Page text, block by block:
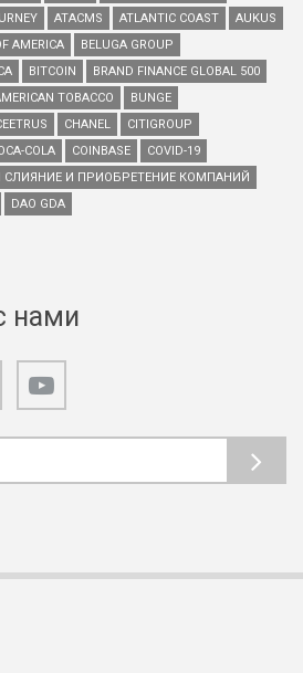
ATACMS ATLANTIC COAST
AUKUS
AMERICA
BELUGA GROUP
BITCOIN
BRAND FINANCE GLOBAL 500
TOBACCO
BUNGE
CHANEL
CITIGROUP
COLA COINBASE
COVID-19
СЛИЯНИЕ И ПРИОБРЕТЕНИЕ КОМПАНИЙ
DAO GDA
нами